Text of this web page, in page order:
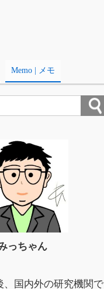
Memo | メモ
っちゃん
、国内外の研究機関で